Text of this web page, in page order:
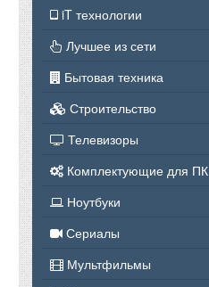
iT технологии
Лучшее из сети
Бытовая техника
Строительство
Телевизоры
Комплектующие для ПК
Ноутбуки
Сериалы
Мультфильмы